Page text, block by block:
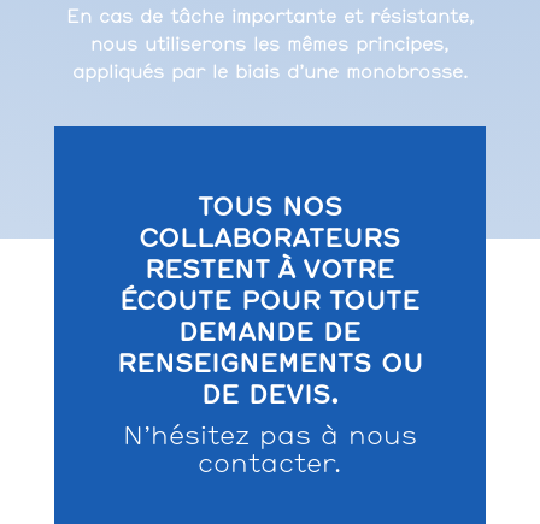
En cas de tâche importante et résistante,
nous utiliserons les mêmes principes,
appliqués par le biais d’une monobrosse.
TOUS NOS
COLLABORATEURS
RESTENT À VOTRE
ÉCOUTE POUR TOUTE
DEMANDE DE
RENSEIGNEMENTS OU
DE DEVIS.
N’hésitez pas à nous
contacter.